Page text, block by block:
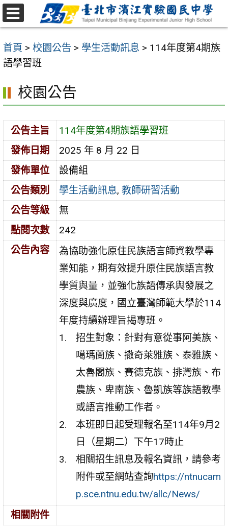
跳
至
要
內
區
首頁 > 校園公告 > 學生活動訊息 > 114年度第4期族
語學習班
校園公告
公告主旨
114年度第4期族語學習班
發佈日期
2025 年 8 月 22 日
發佈單位
設備組
公告類別
學生活動訊息,教師研習活動
公告等級
無
點閱次數
242
公告內容
為協助強化原住民族語言師資教學專
業知能，期有效提升原住民族語言教
學質與量，並強化族語傳承與發展之
深度與廣度，國立臺灣師範大學於114
年度持續辦理旨揭專班。
招生對象：針對有意從事阿美族、
噶瑪蘭族、撒奇萊雅族、泰雅族、
太魯閣族、賽德克族、排灣族、布
農族、卑南族、魯凱族等族語教學
或語言推動工作者。
本班即日起受理報名至114年9月2
日（星期二）下午17時止
相關招生訊息及報名資訊，請參考
附件或至網站查詢https://ntnucam
p.sce.ntnu.edu.tw/allc/News/
相關附件
選
單